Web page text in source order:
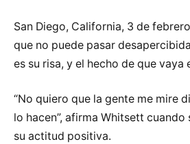
San Diego, California, 3 de
que no puede pasar
es su risa, y el hecho de que vaya
“No quiero que la gente me mire
lo hacen”, afirma Whitsett
su actitud positiva.